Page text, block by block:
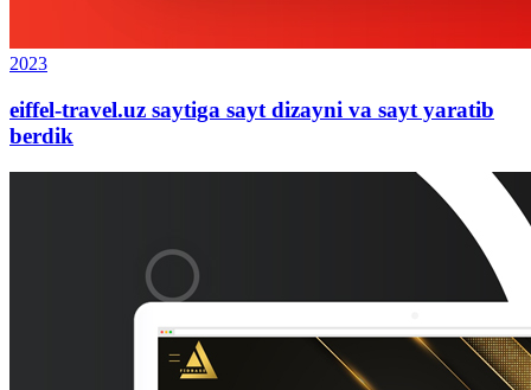
2023
eiffel-travel.uz saytiga sayt dizayni va sayt yaratib
berdik